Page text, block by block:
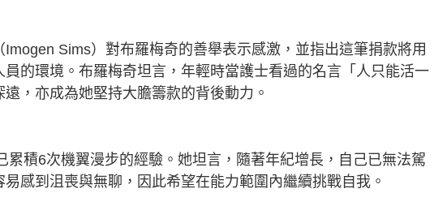
Sims）對布羅梅奇的善舉表示感激，並指出這筆捐款將用
的環境。布羅梅奇坦言，年輕時當護士看過的名言「人只能活一
，亦成為她堅持大膽籌款的背後動力。
累積6次機翼漫步的經驗。她坦言，隨著年紀增長，自己已無法駕
感到沮喪與無聊，因此希望在能力範圍內繼續挑戰自我。